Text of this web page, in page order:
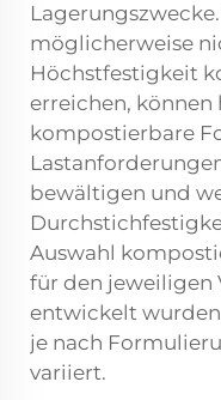
möglicherweise
Höchstfestigkeit
erreichen,
kompostierbare
bewältigen und
Auswahl
für den jeweiligen
entwickelt
je nach
variiert.